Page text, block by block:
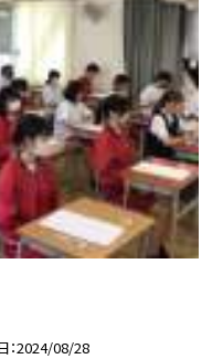
2024/08/28